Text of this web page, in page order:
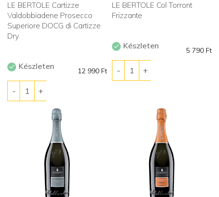
LE BERTOLE Cartizze
Valdobbiadene Prosecco
Superiore DOCG di Cartizze
Dry
Készleten 12 990 Ft
LE BERTOLE Col Torront
Frizzante
Készleten 5 790 Ft